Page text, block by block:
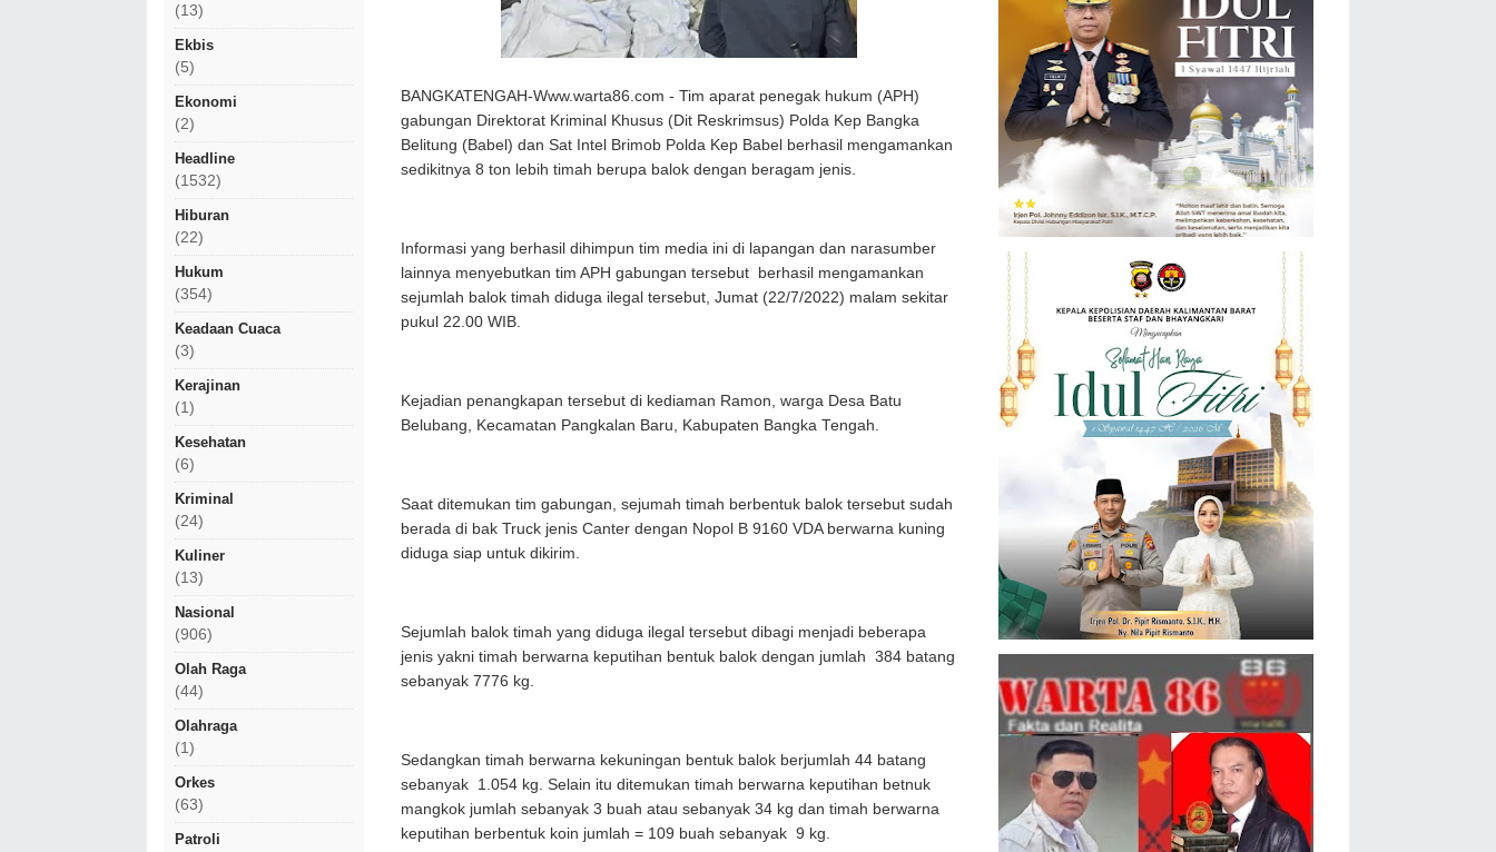
(13)
Ekbis
(5)
Ekonomi
(2)
Headline
(1532)
Hiburan
(22)
Hukum
(354)
Keadaan Cuaca
(3)
Kerajinan
(1)
Kesehatan
(6)
Kriminal
(24)
Kuliner
(13)
Nasional
(906)
Olah Raga
(44)
Olahraga
(1)
Orkes
(63)
Patroli
BANGKATENGAH-Www.warta86.com - Tim aparat penegak hukum (APH)
gabungan Direktorat Kriminal Khusus (Dit Reskrimsus) Polda Kep Bangka
Belitung (Babel) dan Sat Intel Brimob Polda Kep Babel berhasil mengamankan
sedikitnya 8 ton lebih timah berupa balok dengan beragam jenis.
Informasi yang berhasil dihimpun tim media ini di lapangan dan narasumber
lainnya menyebutkan tim APH gabungan tersebut berhasil mengamankan
sejumlah balok timah diduga ilegal tersebut, Jumat (22/7/2022) malam sekitar
pukul 22.00 WIB.
Kejadian penangkapan tersebut di kediaman Ramon, warga Desa Batu
Belubang, Kecamatan Pangkalan Baru, Kabupaten Bangka Tengah.
Saat ditemukan tim gabungan, sejumah timah berbentuk balok tersebut sudah
berada di bak Truck jenis Canter dengan Nopol B 9160 VDA berwarna kuning
diduga siap untuk dikirim.
Sejumlah balok timah yang diduga ilegal tersebut dibagi menjadi beberapa
jenis yakni timah berwarna keputihan bentuk balok dengan jumlah 384 batang
sebanyak 7776 kg.
Sedangkan timah berwarna kekuningan bentuk balok berjumlah 44 batang
sebanyak 1.054 kg. Selain itu ditemukan timah berwarna keputihan betnuk
mangkok jumlah sebanyak 3 buah atau sebanyak 34 kg dan timah berwarna
keputihan berbentuk koin jumlah = 109 buah sebanyak 9 kg.